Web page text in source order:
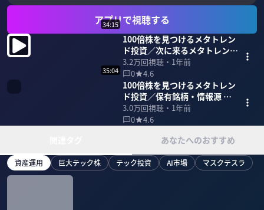
アプリで視聴する
34:15
100倍株を見つけるメタトレン
ド投資／次に来るメタトレンド
はこれだ【中島 聡】
3.2万回視聴・ 1年前
0
4.6
35:04
100倍株を見つけるメタトレン
ド投資／保有銘柄・情報源 公
開【中島 聡】
3.0万回視聴・ 1年前
0
4.6
あなたへのおすすめ
資産運用 巨大テック株 テック投資 AI市場 マスクテスラ